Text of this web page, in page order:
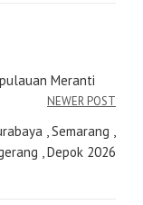
Meranti
NEWER POST
, Semarang ,
, Depok 2026